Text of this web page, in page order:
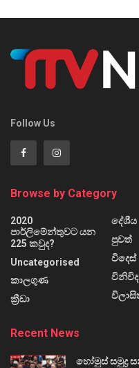
Follow Us
Browse by Category
2020
පාර්ලිමේන්තුවට යන
225 කවුද?
Uncategorised
කාලගුණ
ක්‍රීඩා
දේශීය
පුවත්
විදෙස්
විනිවිද
Recent News
හෝමුස් සමුද්‍ර